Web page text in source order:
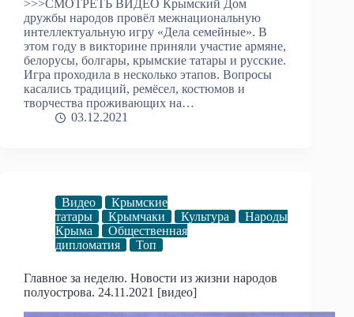
>>>СМОТРЕТЬ ВИДЕО Крымский Дом
дружбы народов провёл межнациональную
интеллектуальную игру «Дела семейные». В
этом году в викторине приняли участие армяне,
белорусы, болгары, крымские татары и русские.
Игра проходила в несколько этапов. Вопросы
касались традиций, ремёсел, костюмов и
творчества проживающих на…
03.12.2021
Видео
Крымские
татары
Крымчаки Культура
Народы
Крыма
Общественная
дипломатия
Топ
Главное за неделю. Новости из жизни народов
полуострова. 24.11.2021 [видео]